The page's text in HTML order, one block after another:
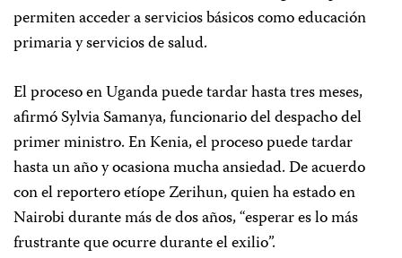
permiten acceder a servicios básicos como educación
primaria y servicios de salud.
El proceso en Uganda puede tardar hasta tres meses,
afirmó Sylvia Samanya, funcionario del despacho del
primer ministro. En Kenia, el proceso puede tardar
hasta un año y ocasiona mucha ansiedad. De acuerdo
con el reportero etíope Zerihun, quien ha estado en
Nairobi durante más de dos años, “esperar es lo más
frustrante que ocurre durante el exilio”.